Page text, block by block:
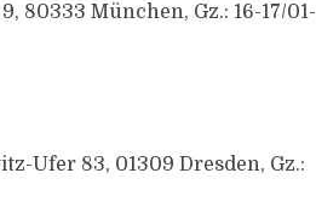
80333 München, Gz.: 16-17/01-
Ufer 83, 01309 Dresden, Gz.: